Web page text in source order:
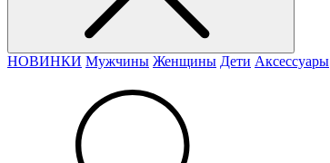
НОВИНКИ Мужчины Женщины Дети Аксессуары